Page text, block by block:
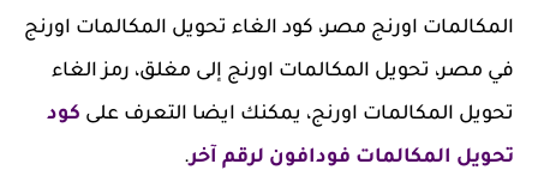
المكالمات اورنج مصر، كود الغاء تحويل المكالمات اورنج
في مصر، تحويل المكالمات اورنج إلى مغلق، رمز الغاء
تحويل المكالمات اورنج، يمكنك ايضا التعرف على كود
تحويل المكالمات فودافون لرقم آخر.